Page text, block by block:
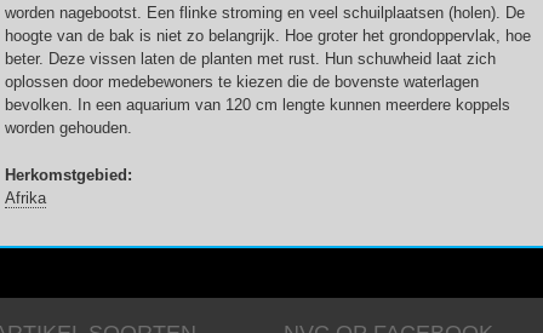
worden nagebootst. Een flinke stroming en veel schuilplaatsen (holen). De
hoogte van de bak is niet zo belangrijk. Hoe groter het grondoppervlak, hoe
beter. Deze vissen laten de planten met rust. Hun schuwheid laat zich
oplossen door medebewoners te kiezen die de bovenste waterlagen
bevolken. In een aquarium van 120 cm lengte kunnen meerdere koppels
worden gehouden.
Herkomstgebied:
Afrika